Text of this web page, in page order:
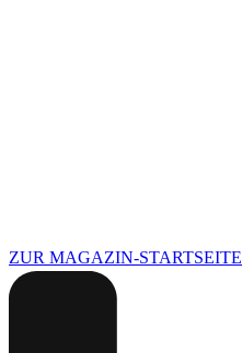
ZUR MAGAZIN-STARTSEITE